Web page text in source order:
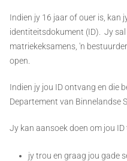
Indien jy 16 jaar of ouer is, kan
identiteitsdokument (ID). Jy sal
matriekeksamens, 'n
open.
Indien jy jou ID ontvang en die
Departement van Binnelandse
Jy kan aansoek doen om jou
jy trou en graag jou gade